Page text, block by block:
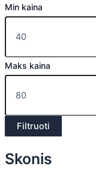
Min kaina
Maks kaina
Filtruoti
Skonis